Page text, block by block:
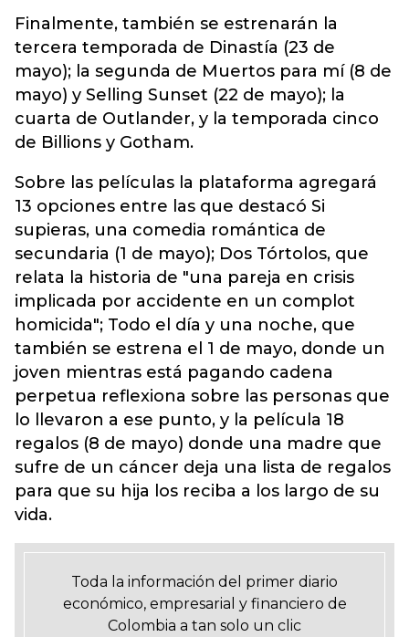
Finalmente, también se estrenarán la
tercera temporada de Dinastía (23 de
mayo); la segunda de Muertos para mí (8 de
mayo) y Selling Sunset (22 de mayo); la
cuarta de Outlander, y la temporada cinco
de Billions y Gotham.
Sobre las películas la plataforma agregará
13 opciones entre las que destacó Si
supieras, una comedia romántica de
secundaria (1 de mayo); Dos Tórtolos, que
relata la historia de "una pareja en crisis
implicada por accidente en un complot
homicida"; Todo el día y una noche, que
también se estrena el 1 de mayo, donde un
joven mientras está pagando cadena
perpetua reflexiona sobre las personas que
lo llevaron a ese punto, y la película 18
regalos (8 de mayo) donde una madre que
sufre de un cáncer deja una lista de regalos
para que su hija los reciba a los largo de su
vida.
Toda la información del primer diario
económico, empresarial y financiero de
Colombia a tan solo un clic